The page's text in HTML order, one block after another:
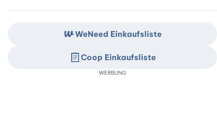
WeNeed Einkaufsliste
Coop Einkaufsliste
WERBUNG